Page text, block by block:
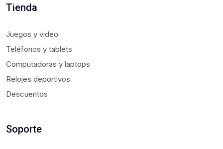
Tienda
Juegos y video
Teléfonos y tablets
Computadoras y laptops
Relojes deportivos
Descuentos
Soporte